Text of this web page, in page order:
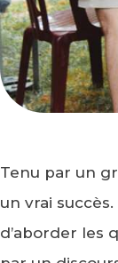
Tenu par un
un vrai
d’aborder les